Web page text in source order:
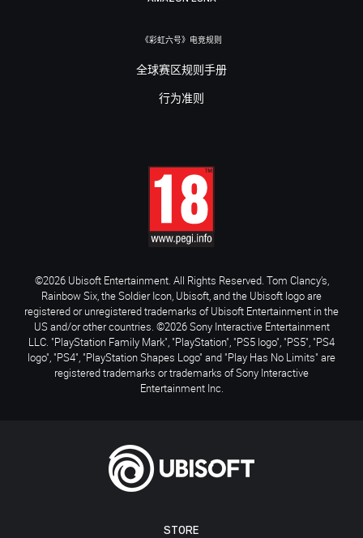
STORE
《彩虹六号》电竞规则
全球赛区规则手册
行为准则
©2026 Ubisoft Entertainment. All Rights Reserved. Tom Clancy’s,
Rainbow Six, the Soldier Icon, Ubisoft, and the Ubisoft logo are
registered or unregistered trademarks of Ubisoft Entertainment in the
US and/or other countries. ©2026 Sony Interactive Entertainment
LLC. "PlayStation Family Mark", "PlayStation", "PS5 logo", "PS5", "PS4
logo", "PS4", "PlayStation Shapes Logo" and "Play Has No Limits" are
registered trademarks or trademarks of Sony Interactive
Entertainment Inc.